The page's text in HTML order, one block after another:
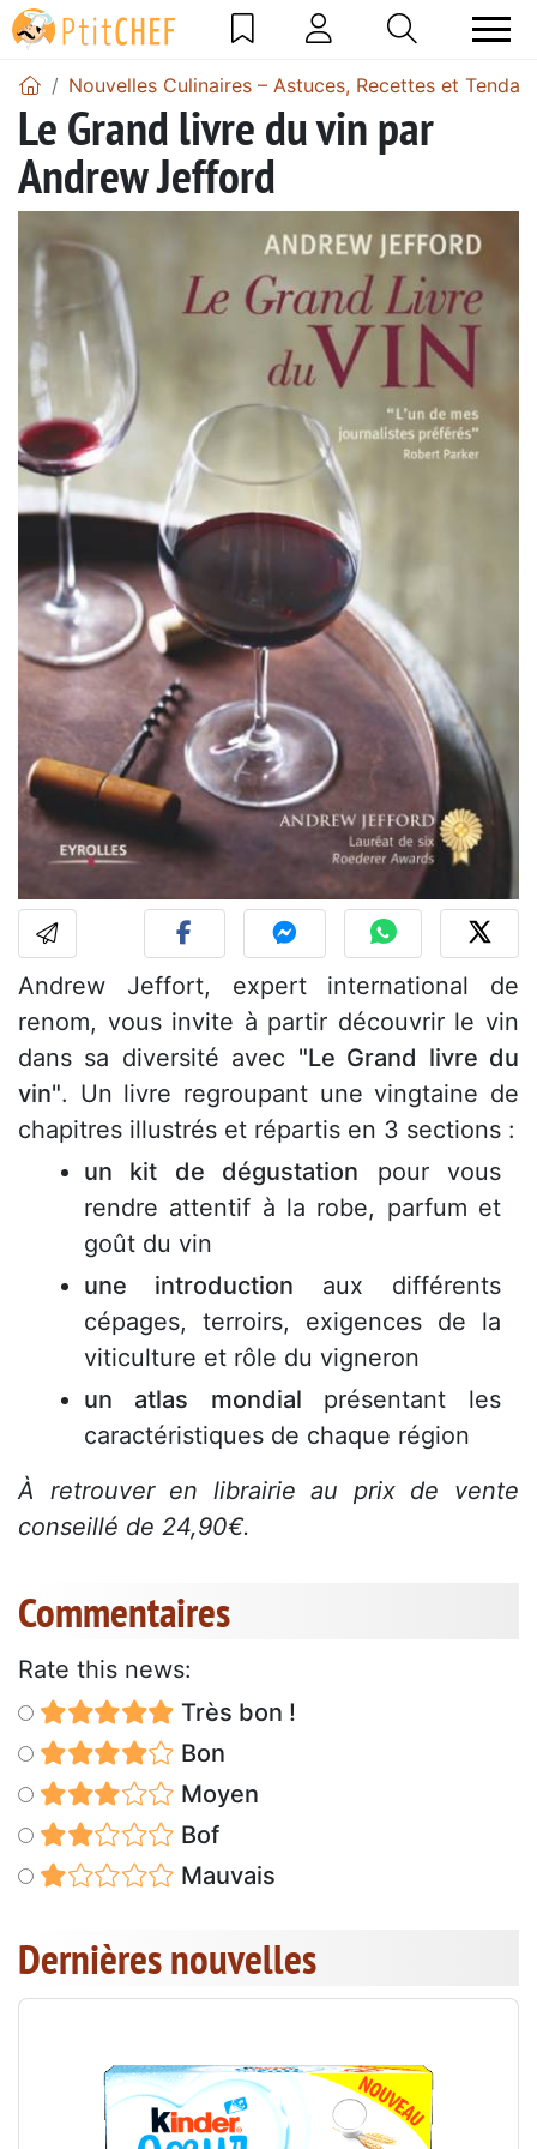
Nouvelles Culinaires – Astuces, Recettes et
Le Grand livre du vin par
Andrew Jefford
Andrew Jeffort, expert international de
renom, vous invite à partir découvrir le vin
dans sa diversité avec "Le Grand livre du
vin". Un livre regroupant une vingtaine de
chapitres illustrés et répartis en 3 sections :
un kit de dégustation pour vous
rendre attentif à la robe, parfum et
goût du vin
une introduction aux différents
cépages, terroirs, exigences de la
viticulture et rôle du vigneron
un atlas mondial présentant les
caractéristiques de chaque région
À retrouver en librairie au prix de vente
conseillé de 24,90€.
Commentaires
Rate this news:
Très bon !
Bon
Moyen
Bof
Mauvais
Dernières nouvelles